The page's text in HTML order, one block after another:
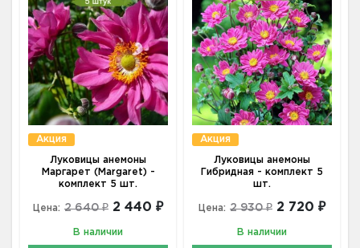
Акция
Луковицы анемоны
Маргарет (Margaret) -
комплект 5 шт.
Цена: 2 640 ₽ 2 440 ₽
В наличии
Акция
Луковицы анемоны
Гибридная - комплект 5
шт.
Цена: 2 930 ₽ 2 720 ₽
В наличии